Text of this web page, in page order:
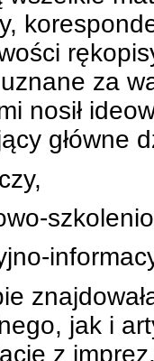
za
nosił
główne
jak i
z